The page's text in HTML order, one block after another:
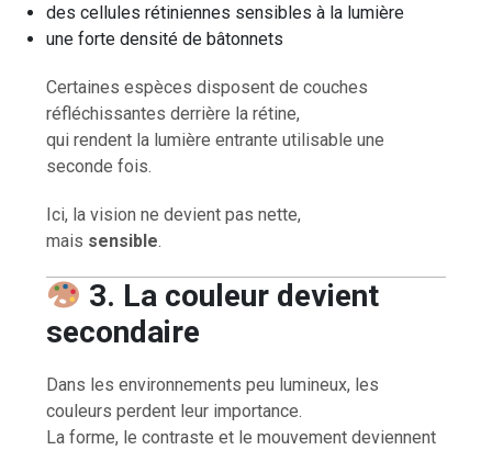
des cellules rétiniennes sensibles à la lumière
une forte densité de bâtonnets
Certaines espèces disposent de couches
réfléchissantes derrière la rétine,
qui rendent la lumière entrante utilisable une
seconde fois.
Ici, la vision ne devient pas nette,
mais sensible.
3. La couleur devient
secondaire
Dans les environnements peu lumineux, les
couleurs perdent leur importance.
La forme, le contraste et le mouvement deviennent